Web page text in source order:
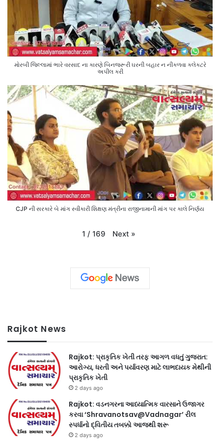
મોરબી જિલ્લામાં ભારે વરસાદ ના કારણે બિનજરૂરી ઘરની બહાર ન નીકળવા કલેક્ટરે
અપીલ કરી
CJP ની સરકારે બે માંગ સ્વીકારી શિક્ષણ મંત્રીના રાજીનામાની માંગ પર કાલે નિર્ણય
1 / 169 Next »
Rajkot News
Rajkot: પ્રાકૃતિક ખેતી તરફ આગળ વધતું ગુજરાત:
આરોગ્ય, ધરતી અને પર્યાવરણ માટે લાભદાયક મેથીની
પ્રાકૃતિક ખેતી
2 days ago
Rajkot: વડનગરના આધ્યાત્મિક વારસાને ઉજાગર
કરવા ‘Shravanotsav@Vadnagar’ રીલ
સ્પર્ધાનો દ્વિતીય તબક્કો આજથી શરૂ
2 days ago